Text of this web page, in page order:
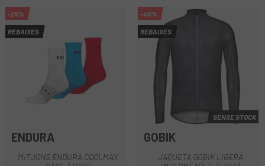
-25%
REBAIXES
ENDURA
MITJONS ENDURA COOLMAX
-40%
REBAIXES
SENSE STOCK
GOBIK
JAQUETA GOBIK LIGERA